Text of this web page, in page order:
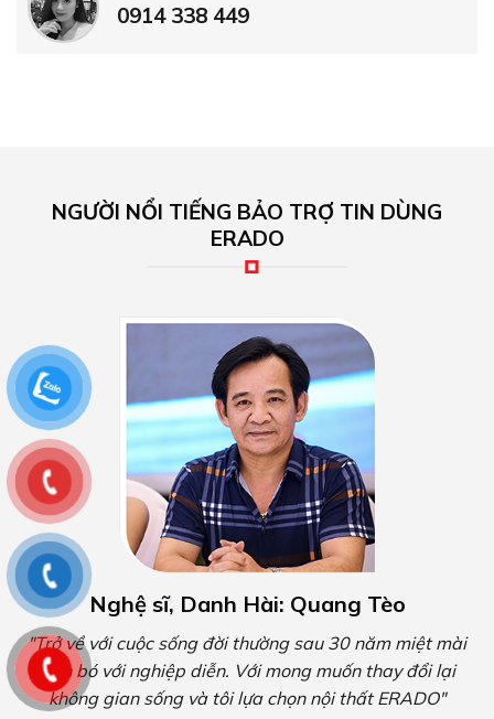
0914 338 449
NGƯỜI NỔI TIẾNG BẢO TRỢ TIN DÙNG
ERADO
Nghệ sĩ, Danh Hài: Quang Tèo
"Trở về với cuộc sống đời thường sau 30 năm miệt mài
gắn bó với nghiệp diễn. Với mong muốn thay đổi lại
không gian sống và tôi lựa chọn nội thất ERADO"